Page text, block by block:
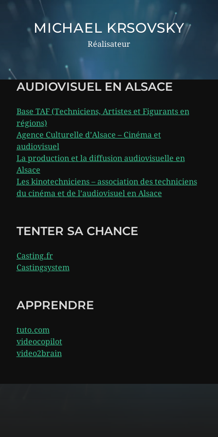
MICHAEL KRSOVSKY
Réalisateur
AUDIOVISUEL EN ALSACE
Base TAF (Techniciens, Artistes et Figurants en
régions)
Agence Culturelle d’Alsace – Cinéma et
audiovisuel
La production et la diffusion audiovisuelle en
Alsace
Les kinotechniciens – association des techniciens
du cinéma et de l’audiovisuel en Alsace
TENTER SA CHANCE
Casting.fr
Castingsystem
APPRENDRE
tuto.com
videocopilot
video2brain